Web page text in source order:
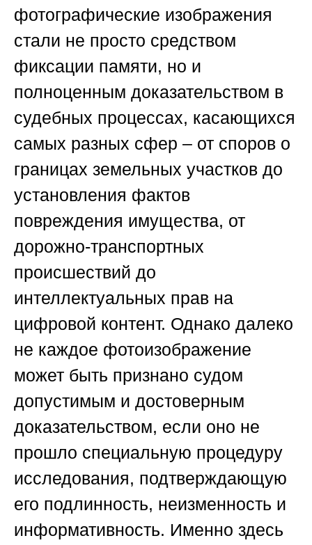
фотографические изображения
стали не просто средством
фиксации памяти, но и
полноценным доказательством в
судебных процессах, касающихся
самых разных сфер – от споров о
границах земельных участков до
установления фактов
повреждения имущества, от
дорожно-транспортных
происшествий до
интеллектуальных прав на
цифровой контент. Однако далеко
не каждое фотоизображение
может быть признано судом
допустимым и достоверным
доказательством, если оно не
прошло специальную процедуру
исследования, подтверждающую
его подлинность, неизменность и
информативность. Именно здесь